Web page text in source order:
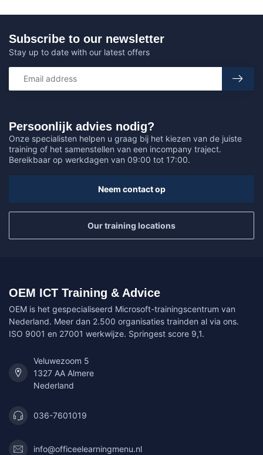
Persoonlijk advies nodig?
Onze specialisten helpen u graag bij het kiezen van de juiste
training of het samenstellen van een incompany traject.
Bereikbaar op werkdagen van 09:00 tot 17:00.
Neem contact op
Our training locations
Subscribe to our newsletter
Stay up to date with our latest offers
OEM ICT Training & Advice
OEM is het gespecialiseerd Microsoft-trainingscentrum van
Nederland. Meer dan 2.500 organisaties trainden al via ons.
ISO 9001 en 27001 werkwijze. Springest score 9,1.
Veluwezoom 5
1327 AA Almere
Nederland
036-7601019
info@officeelearningmenu.nl